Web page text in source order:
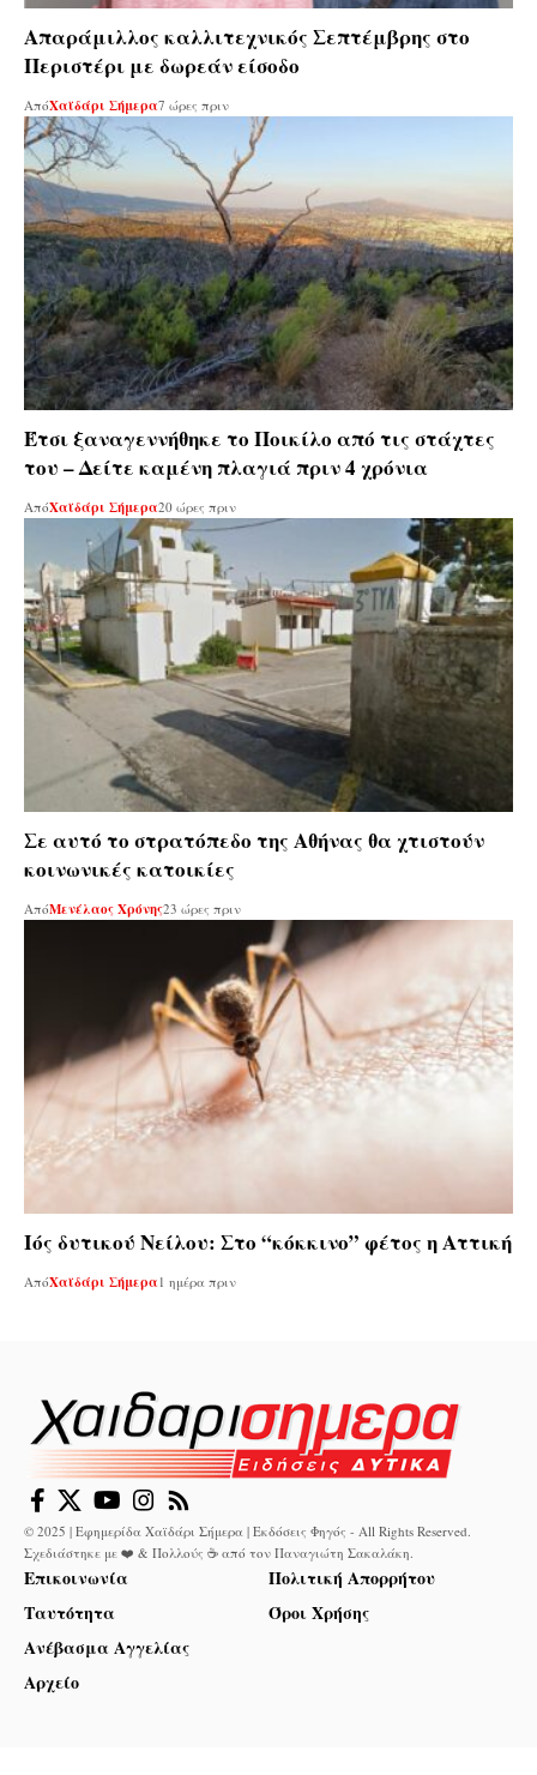
Απαράμιλλος καλλιτεχνικός Σεπτέμβρης στο
Περιστέρι με δωρεάν είσοδο
ΑπόΧαϊδάρι Σήμερα7 ώρες πριν
Έτσι ξαναγεννήθηκε το Ποικίλο από τις στάχτες
του – Δείτε καμένη πλαγιά πριν 4 χρόνια
ΑπόΧαϊδάρι Σήμερα20 ώρες πριν
Σε αυτό το στρατόπεδο της Αθήνας θα χτιστούν
κοινωνικές κατοικίες
ΑπόΜενέλαος Χρόνης23 ώρες πριν
Ιός δυτικού Νείλου: Στο “κόκκινο” φέτος η Αττική
ΑπόΧαϊδάρι Σήμερα 1 ημέρα πριν
© 2025 | Εφημερίδα Χαϊδάρι Σήμερα | Εκδόσεις Φηγός - All Rights Reserved.
Σχεδιάστηκε με ❤️ & Πολλούς ☕ από τον Παναγιώτη Σακαλάκη.
Επικοινωνία
Ταυτότητα
Ανέβασμα Αγγελίας
Αρχείο
Πολιτική Απορρήτου
Όροι Χρήσης